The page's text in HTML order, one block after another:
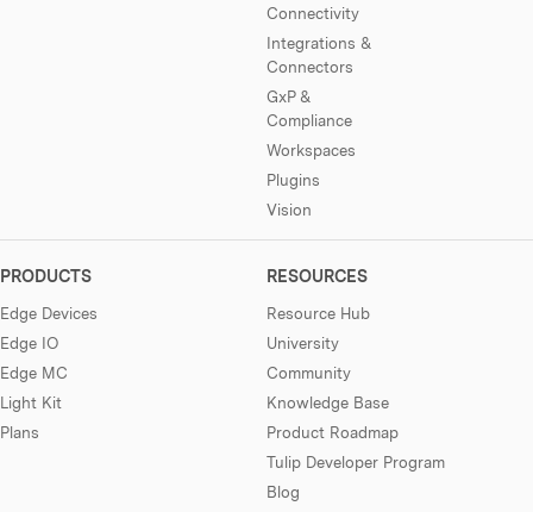
Connectivity
Integrations &
Connectors
GxP &
Compliance
Workspaces
Plugins
Vision
PRODUCTS
Edge Devices
Edge IO
Edge MC
Light Kit
Plans
RESOURCES
Resource Hub
University
Community
Knowledge Base
Product Roadmap
Tulip Developer Program
Blog